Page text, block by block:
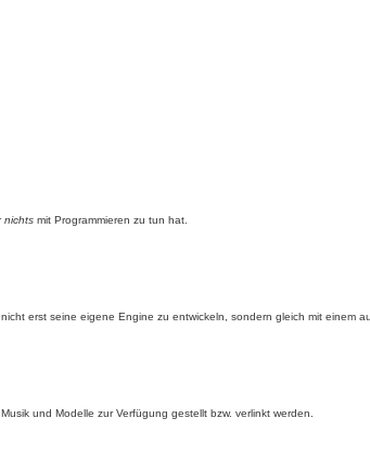
nichts mit Programmieren zu tun hat.
erst seine eigene Engine zu entwickeln, sondern gleich mit einem
und Modelle zur Verfügung gestellt bzw. verlinkt werden.